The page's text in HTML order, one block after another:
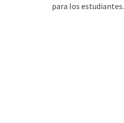
para los estudiantes.